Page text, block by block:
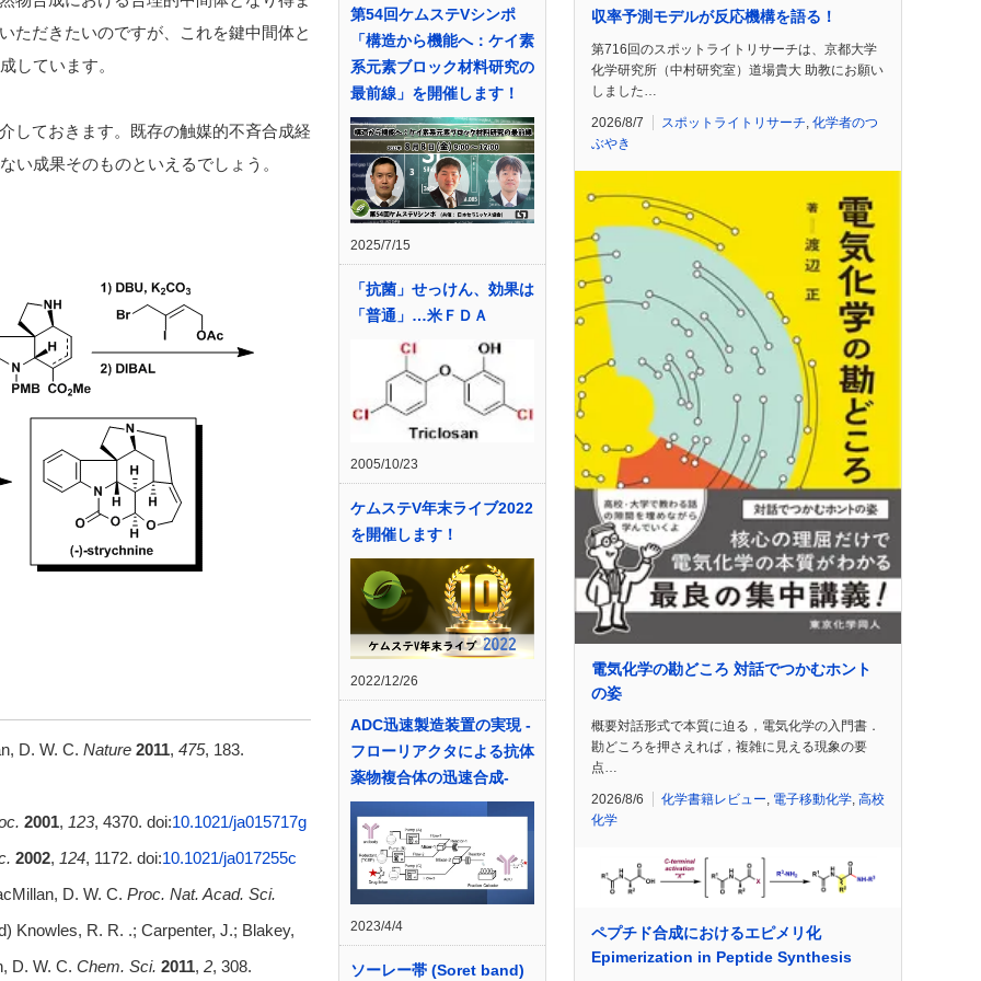
ただきたいのですが、これを鍵中間体と
しています。
しておきます。既存の触媒的不斉合成経
い成果そのものといえるでしょう。
D. W. C. Nature 2011, 475, 183.
2001, 123, 4370. doi:10.1021/ja015717g
2002, 124, 1172. doi:10.1021/ja017255c
D. W. C. Proc. Nat. Acad. Sci.
Knowles, R. R. .; Carpenter, J.; Blakey,
D. W. C. Chem. Sci. 2011, 2, 308.
第54回ケムステVシンポ
「構造から機能へ：ケイ素
系元素ブロック材料研究の
最前線」を開催します！
2025/7/15
「抗菌」せっけん、効果は
「普通」…米ＦＤＡ
2005/10/23
ケムステV年末ライブ2022
を開催します！
2022/12/26
ADC迅速製造装置の実現 -
フローリアクタによる抗体
薬物複合体の迅速合成-
2023/4/4
ソーレー帯 (Soret band)
収率予測モデルが反応機構を語る！
第716回のスポットライトリサーチは、京都大学
化学研究所（中村研究室）道場貴大 助教にお願い
しました…
2026/8/7 スポットライトリサーチ 化学者のつ
ぶやき
電気化学の勘どころ 対話でつかむホント
の姿
概要対話形式で本質に迫る，電気化学の入門書．
勘どころを押さえれば，複雑に見える現象の要
点…
2026/8/6 化学書籍レビュー 電子移動化学 高校
化学
ペプチド合成におけるエピメリ化
Epimerization in Peptide Synthesis